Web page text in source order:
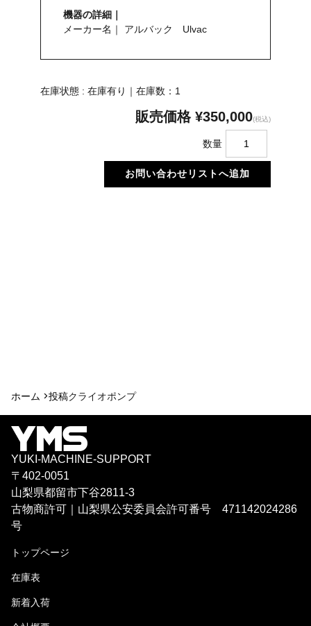
機器の詳細｜
メーカー名｜ アルバック Ulvac
在庫状態 : 在庫有り｜在庫数：1
販売価格 ¥350,000(税込)
数量
ホーム >投稿クライオポンプ
YUKI-MACHINE-SUPPORT
〒402-0051
山梨県都留市下谷2811-3
古物商許可｜山梨県公安委員会許可番号 471142024286
号
トップページ
在庫表
新着入荷